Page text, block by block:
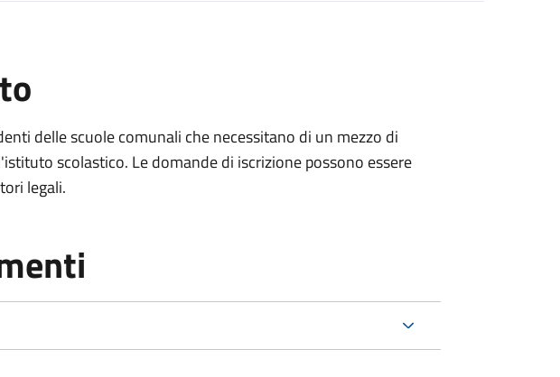
delle scuole comunali che necessitano di un mezzo di
scolastico. Le domande di iscrizione possono essere
legali.